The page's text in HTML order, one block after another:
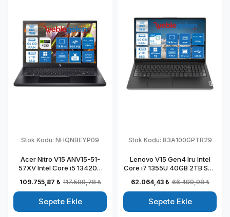
Stok Kodu: NHQNBEYP09
Acer Nitro V15 ANV15-51-
57XV Intel Core i5 13420H
RTX4050-6GB Windows 11
Pro 15.6" 144HZ Fhd
Taşınabilir Bilgisayar
NHQNBEYP09
109.755,87 ₺ 117.599,78 ₺
Sepete Ekle
Stok Kodu: 83A100GPTR29
Lenovo V15 Gen4 Iru Intel
Core i7 1355U 40GB 2TB SSD
Home Taşınabilir Dizüstü
Bilgisayar 883A100GPTR29
62.064,43 ₺ 66.499,98 ₺
Sepete Ekle